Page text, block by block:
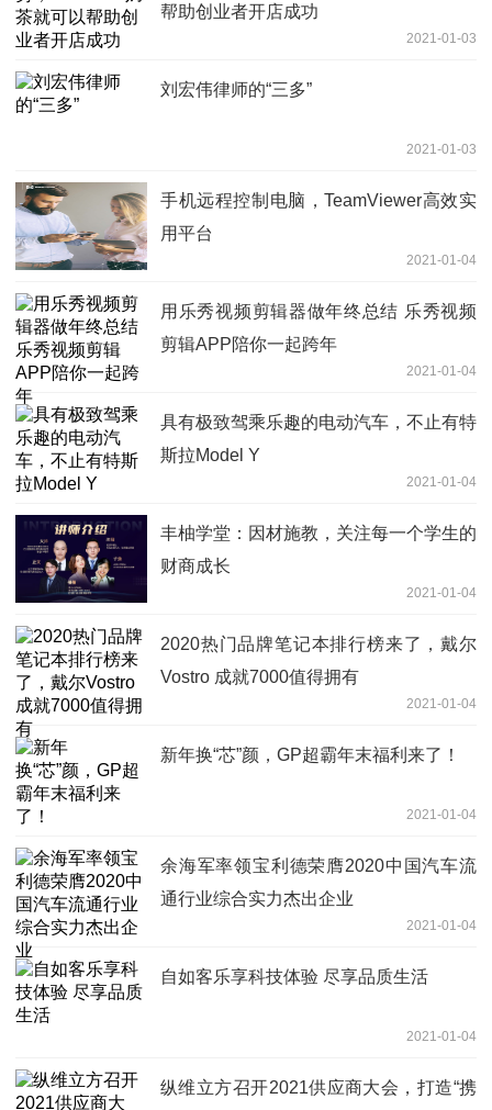
帮助创业者开店成功
2021-01-03
刘宏伟律师的“三多”
2021-01-03
手机远程控制电脑，TeamViewer高效实
用平台
2021-01-04
用乐秀视频剪辑器做年终总结 乐秀视频
剪辑APP陪你一起跨年
2021-01-04
具有极致驾乘乐趣的电动汽车，不止有特
斯拉Model Y
2021-01-04
丰柚学堂：因材施教，关注每一个学生的
财商成长
2021-01-04
2020热门品牌笔记本排行榜来了，戴尔
Vostro 成就7000值得拥有
2021-01-04
新年换“芯”颜，GP超霸年末福利来了！
2021-01-04
余海军率领宝利德荣膺2020中国汽车流
通行业综合实力杰出企业
2021-01-04
自如客乐享科技体验 尽享品质生活
2021-01-04
纵维立方召开2021供应商大会，打造“携